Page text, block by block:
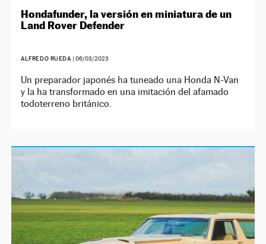
Hondafunder, la versión en miniatura de un
Land Rover Defender
ALFREDO RUEDA | 06/03/2023
Un preparador japonés ha tuneado una Honda N-Van
y la ha transformado en una imitación del afamado
todoterreno británico.